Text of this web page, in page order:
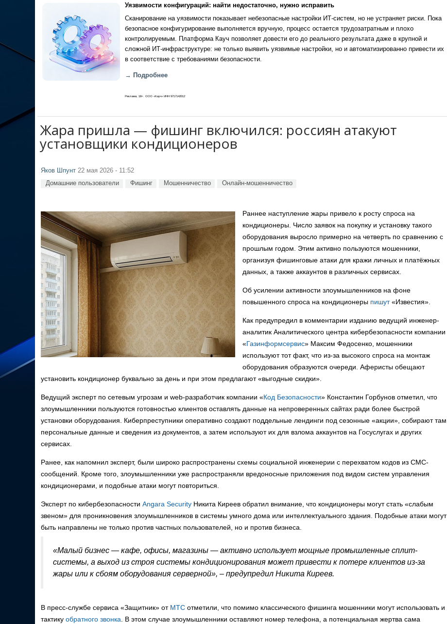
Уязвимости конфигураций: найти недостаточно, нужно исправить
Сканирование на уязвимости показывает небезопасные настройки ИТ-систем, но не устраняет риски. Пока
безопасное конфигурирование выполняется вручную, процесс остается трудозатратным и плохо
контролируемым. Платформа Кауч позволяет довести его до реального результата даже в крупной и
сложной ИТ-инфраструктуре: не только выявить уязвимые настройки, но и автоматизированно привести их
в соответствие с требованиями безопасности.
→ Подробнее
Реклама, 18+. ООО «Кауч» ИНН 9717142012
Жара пришла — фишинг включился: россиян атакуют
установщики кондиционеров
Яков Шпунт 22 мая 2026 - 11:52
Домашние пользователи Фишинг Мошенничество Онлайн-мошенничество
Раннее наступление жары привело к росту спроса на
кондиционеры. Число заявок на покупку и установку такого
оборудования выросло примерно на четверть по сравнению с
прошлым годом. Этим активно пользуются мошенники,
организуя фишинговые атаки для кражи личных и платёжных
данных, а также аккаунтов в различных сервисах.
Об усилении активности злоумышленников на фоне
повышенного спроса на кондиционеры пишут«Известия».
Как предупредил в комментарии изданию ведущий инженер-
аналитик Аналитического центра кибербезопасности компании
«Газинформсервис» Максим Федосенко, мошенники
используют тот факт, что из-за высокого спроса на монтаж
оборудования образуются очереди. Аферисты обещают
установить кондиционер буквально за день и при этом предлагают «выгодные скидки».
Ведущий эксперт по сетевым угрозам и web-разработчик компании «Код Безопасности» Константин Горбунов отметил, что
злоумышленники пользуются готовностью клиентов оставлять данные на непроверенных сайтах ради более быстрой
установки оборудования. Киберпреступники оперативно создают поддельные лендинги под сезонные «акции», собирают там
персональные данные и сведения из документов, а затем используют их для взлома аккаунтов на Госуслугах и других
сервисах.
Ранее, как напомнил эксперт, были широко распространены схемы социальной инженерии с перехватом кодов из СМС-
сообщений. Кроме того, злоумышленники уже распространяли вредоносные приложения под видом систем управления
кондиционерами, и подобные атаки могут повториться.
Эксперт по кибербезопасности Angara Security Никита Киреев обратил внимание, что кондиционеры могут стать «слабым
звеном» для проникновения злоумышленников в системы умного дома или интеллектуального здания. Подобные атаки могут
быть направлены не только против частных пользователей, но и против бизнеса.
«Малый бизнес — кафе, офисы, магазины — активно использует мощные промышленные сплит-
системы, а выход из строя системы кондиционирования может привести к потере клиентов из-за
жары или к сбоям оборудования серверной», – предупредил Никита Киреев.
В пресс-службе сервиса «Защитник» от МТС отметили, что помимо классического фишинга мошенники могут использовать и
тактику обратного звонка . В этом случае злоумышленники оставляют номер телефона, а потенциальная жертва сама